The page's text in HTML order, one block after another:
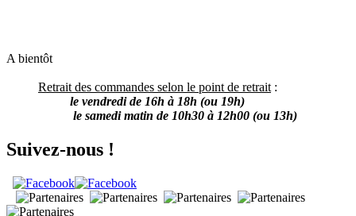
A bientôt
Retrait des commandes selon le point de retrait :
le vendredi de 16h à 18h (ou 19h)
le samedi matin de 10h30 à 12h00 (ou 13h)
Suivez-nous !